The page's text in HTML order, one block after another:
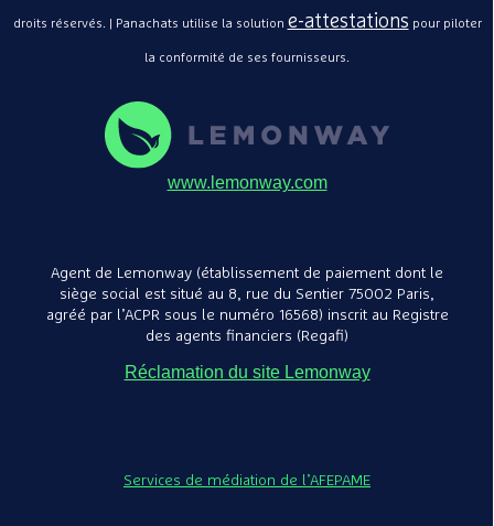
droits réservés. | Panachats utilise la solution e-attestations pour piloter
la conformité de ses fournisseurs.
www.lemonway.com
Agent de Lemonway (établissement de paiement dont le
siège social est situé au 8, rue du Sentier 75002 Paris,
agréé par l’ACPR sous le numéro 16568) inscrit au Registre
des agents financiers (Regafi)
Réclamation du site Lemonway
Services de médiation de l’AFEPAME